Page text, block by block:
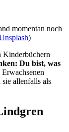
momentan noch
)
Kinderbüchern
Du bist, was
allenfalls als